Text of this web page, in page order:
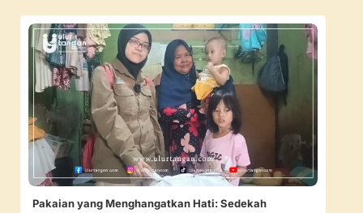
Pakaian yang Menghangatkan Hati: Sedekah